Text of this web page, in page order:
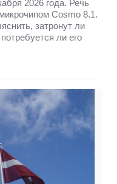
2026 года. Речь
Cosmo 8.1.
затронут ли
ли его